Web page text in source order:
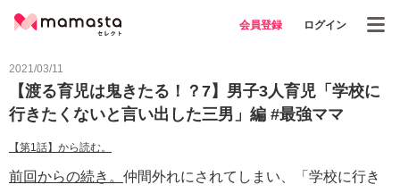
会員登録 ログイン
2021/03/11
【渡る育児は鬼きたる！？7】男子3人育児「学校に
行きたくないと言い出した三男」編 #最強ママ
【第1話】から読む。
前回からの続き。 仲間外れにされてしまい、「学校に行き